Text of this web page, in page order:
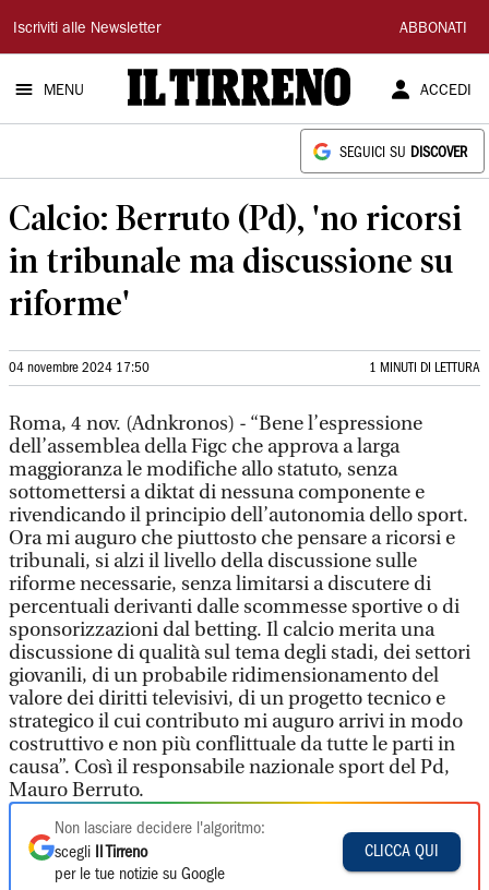
Il
Tirreno
Iscriviti alle Newsletter ABBONATI
MENU ACCEDI
SEGUICI SU DISCOVER
Calcio: Berruto (Pd), 'no ricorsi
in tribunale ma discussione su
riforme'
04 novembre 2024 17:50 1 MINUTI DI LETTURA
Roma, 4 nov. (Adnkronos) - “Bene l’espressione
dell’assemblea della Figc che approva a larga
maggioranza le modifiche allo statuto, senza
sottomettersi a diktat di nessuna componente e
rivendicando il principio dell’autonomia dello sport.
Ora mi auguro che piuttosto che pensare a ricorsi e
tribunali, si alzi il livello della discussione sulle
riforme necessarie, senza limitarsi a discutere di
percentuali derivanti dalle scommesse sportive o di
sponsorizzazioni dal betting. Il calcio merita una
discussione di qualità sul tema degli stadi, dei settori
giovanili, di un probabile ridimensionamento del
valore dei diritti televisivi, di un progetto tecnico e
strategico il cui contributo mi auguro arrivi in modo
costruttivo e non più conflittuale da tutte le parti in
causa”. Così il responsabile nazionale sport del Pd,
Mauro Berruto.
Non lasciare decidere l'algoritmo:
scegli
Il Tirreno
per le tue notizie su Google
CLICCA QUI